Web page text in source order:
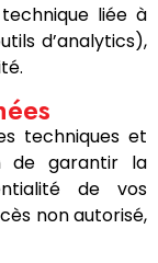
liée à
d’analytics),
techniques et
de garantir la
de vos
non autorisé,